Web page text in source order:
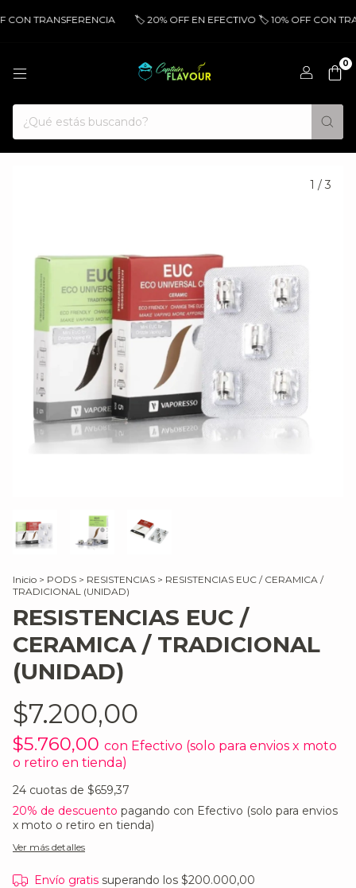
TRANSFERENCIA 🏷️ 20% OFF EN EFECTIVO 🏷️ 10% OFF CON
0
1 / 3
Inicio > PODS > RESISTENCIAS > RESISTENCIAS EUC / CERAMICA /
TRADICIONAL (UNIDAD)
RESISTENCIAS EUC /
CERAMICA / TRADICIONAL
(UNIDAD)
$7.200,00
$5.760,00 con Efectivo (solo para envios x moto
o retiro en tienda)
24 cuotas de $659,37
20% de descuento pagando con Efectivo (solo para envios
x moto o retiro en tienda)
Ver más detalles
Envío gratis superando los $200.000,00